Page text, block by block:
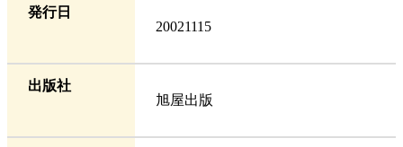
発行日
20021115
出版社
旭屋出版